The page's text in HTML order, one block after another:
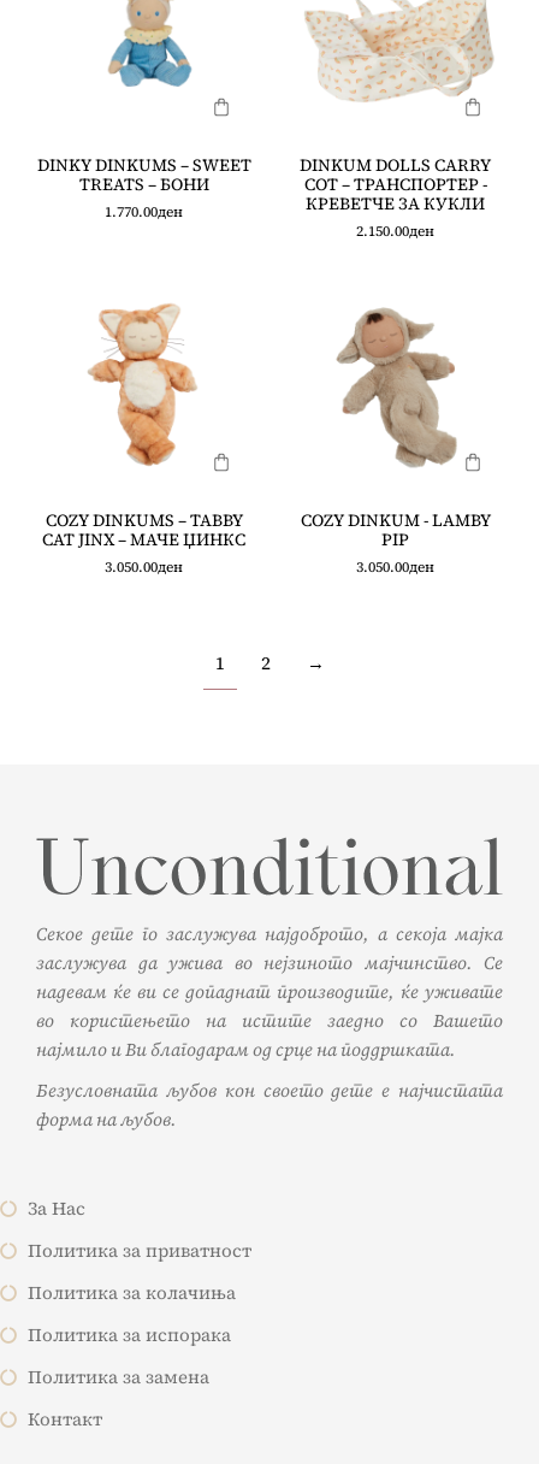
DINKY DINKUMS – SWEET
TREATS – БОНИ
1.770.00ден
DINKUM DOLLS CARRY
COT – ТРАНСПОРТЕР -
КРЕВЕТЧЕ ЗА КУКЛИ
2.150.00ден
COZY DINKUMS – TABBY
CAT JINX – МАЧЕ ЏИНКС
3.050.00ден
COZY DINKUM - LAMBY
PIP
3.050.00ден
1 2 →
Секое дете го заслужува најдоброто, а секоја мајка
заслужува да ужива во нејзиното мајчинство. Се
надевам ќе ви се допаднат производите, ќе уживате
во користењето на истите заедно со Вашето
најмило и Ви благодарам од срце на поддршката.
Безусловната љубов кон своето дете е најчистата
форма на љубов.
За Нас
Политика за приватност
Политика за колачиња
Политика за испорака
Политика за замена
Контакт